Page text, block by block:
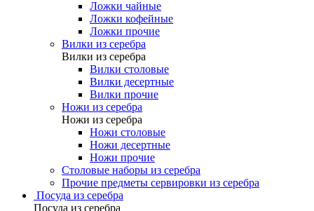
Ложки чайные
Ложки кофейные
Ложки прочие
Вилки из серебра
Вилки из серебра
Вилки столовые
Вилки десертные
Вилки прочие
Ножи из серебра
Ножи из серебра
Ножи столовые
Ножи десертные
Ножи прочие
Столовые наборы из серебра
Прочие предметы сервировки из серебра
Посуда из серебра
Посуда из серебра